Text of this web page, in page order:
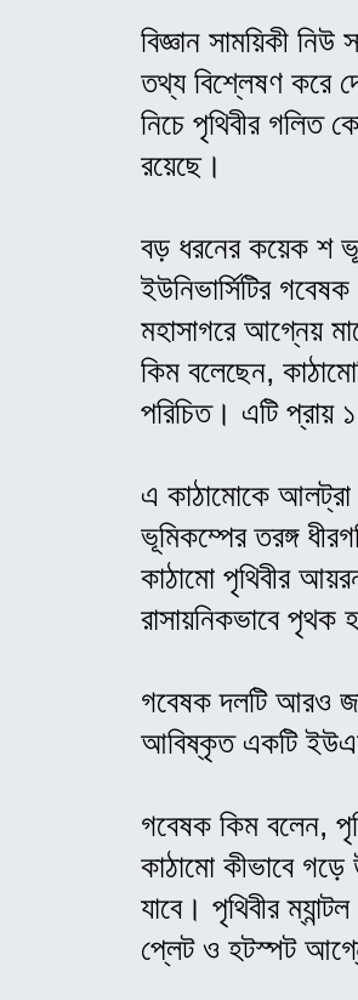
বিজ্ঞান সাময়িকী নিউ
তথ্য বিশ্লেষণ করে
নিচে পৃথিবীর গলিত
রয়েছে।
বড় ধরনের কয়েক শ
ইউনিভার্সিটির
মহাসাগরে আগ্নেয়
কিম বলেছেন,
পরিচিত। এটি প্রায়
এ কাঠামোকে আলট্রা
ভূমিকম্পের তরঙ্গ
কাঠামো পৃথিবীর
রাসায়নিকভাবে পৃথক
গবেষক দলটি আরও
আবিষ্কৃত একটি
গবেষক কিম বলেন,
কাঠামো কীভাবে গড়ে
যাবে। পৃথিবীর
প্লেট ও হটস্পট